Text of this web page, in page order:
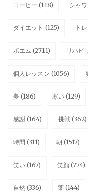
コーヒー (118) シャ
ダイエット (125) ト
ポエム (2711) リハビ
個人レッスン (1056)
夢 (186) 寒い (129)
感謝 (164) 挑戦 (362)
時間 (311) 朝 (1517)
笑い (167) 笑顔 (774)
自然 (336) 薬 (144)